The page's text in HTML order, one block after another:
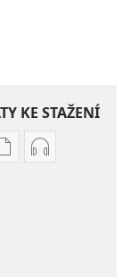
KE STAŽENÍ
FormátyFormáty